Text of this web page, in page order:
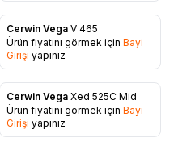
Favorilere Ekle
Cerwin Vega V 465
Ürün fiyatını görmek için Bayi
Girişi yapınız
Favorilere Ekle
Cerwin Vega Xed 525C Mid
Ürün fiyatını görmek için Bayi
Girişi yapınız